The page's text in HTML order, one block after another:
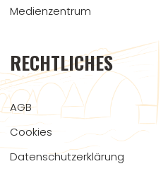
Medienzentrum
RECHTLICHES
AGB
Cookies
Datenschutzerklärung